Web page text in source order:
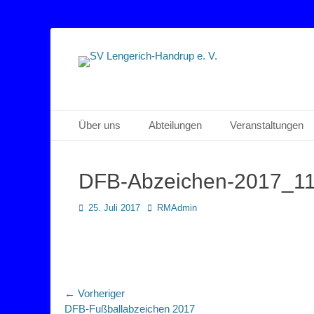
SV Lengerich-
Sportverein Lengerich Handrup
Primäres Menü
Zum
Inhalt
Über uns Abteilungen Veranstaltungen
DFB-Abzeichen-
Posted
25. Juli 2017 AutorRMAdmin
Beitragsnavigation
← Vorheriger
Vorheriger
DFB-Fußballabzeichen 2017